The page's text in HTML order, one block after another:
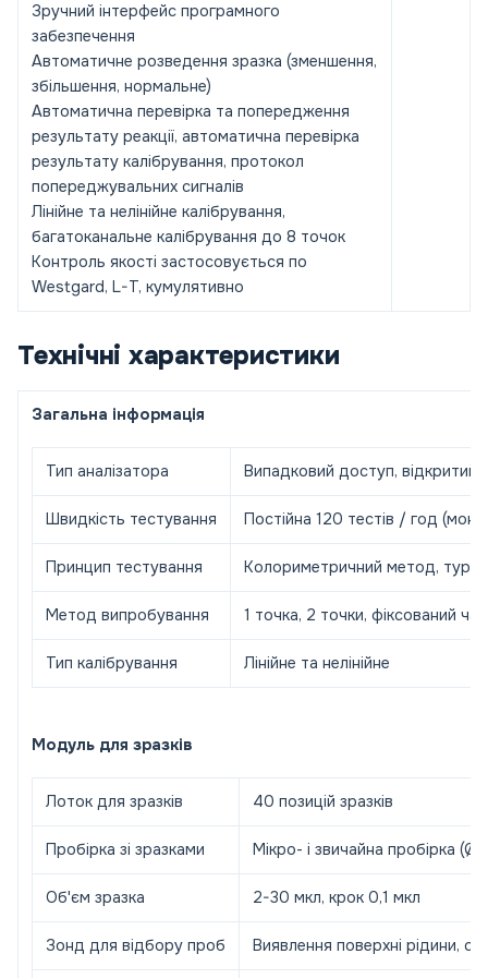
Зручний інтерфейс програмного
забезпечення
Автоматичне розведення зразка (зменшення,
збільшення, нормальне)
Автоматична перевірка та попередження
результату реакції, автоматична перевірка
результату калібрування, протокол
попереджувальних сигналів
Лінійне та нелінійне калібрування,
багатоканальне калібрування до 8 точок
Контроль якості застосовується по
Westgard, L-T, кумулятивно
Технічні характеристики
Загальна інформація
Тип аналізатора Випадковий доступ, відкритий
Швидкість тестування Постійна 120 тестів / год
Принцип тестування Колориметричний метод,
Метод випробування 1 точка, 2 точки, фіксований
Тип калібрування Лінійне та нелінійне
Модуль для зразків
Лоток для зразків 40 позицій зразків
Пробірка зі зразками Мікро- і звичайна пробірка
Об'єм зразка 2-30 мкл, крок 0,1 мкл
Зонд для відбору проб Виявлення поверхні рідини,